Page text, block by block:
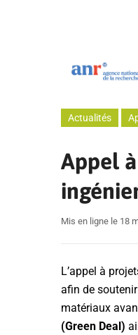
Actualités
Appel
Mis en ligne le 18
L’appel à
afin de
matériaux
(Green Deal)